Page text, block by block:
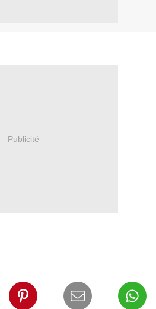
Publicité